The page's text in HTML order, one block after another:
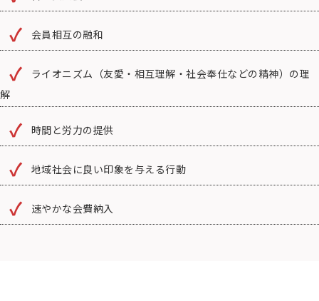
会員相互の融和
ライオニズム（友愛・相互理解・社会奉仕などの精神）の理
解
時間と労力の提供
地域社会に良い印象を与える行動
速やかな会費納入